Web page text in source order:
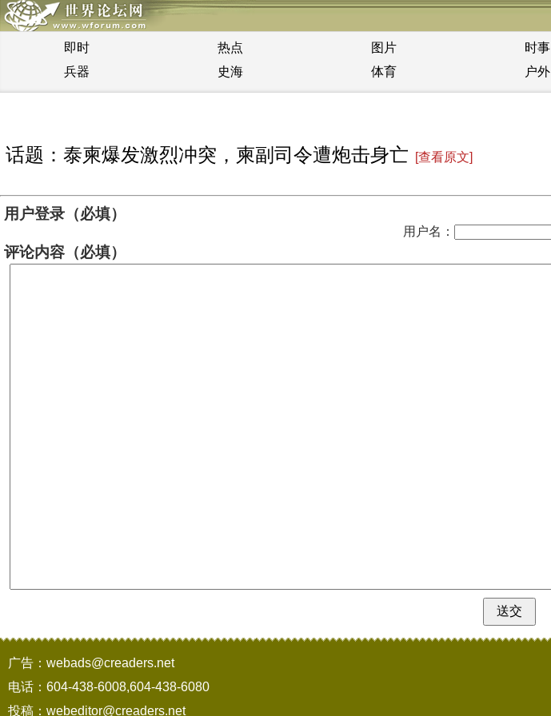
即时 热点 图片 时事
兵器
史海 体育 户外
话题：泰柬爆发激烈冲突，柬副司令遭炮击身亡
[查看原文]
用户登录（必填）
用户名：
评论内容（必填）
广告：webads@creaders.net
电话：604-438-6008,604-438-6080
投稿：webeditor@creaders.net